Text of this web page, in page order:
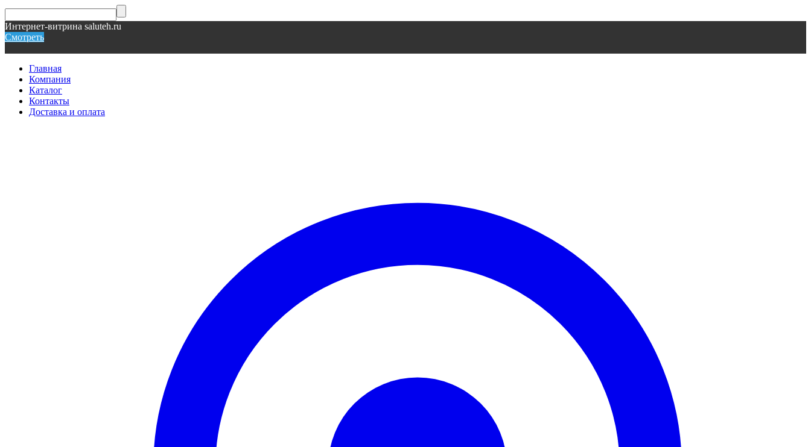
Интернет-витрина saluteh.ru
Смотреть
Главная
Компания
Каталог
Контакты
Доставка и оплата